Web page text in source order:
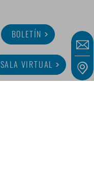
BOLETÍN
SALA VIRTUAL